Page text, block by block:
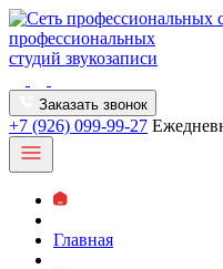
профессиональных
студий звукозаписи
Заказать звонок
+7 (926) 099-99-27
Главная